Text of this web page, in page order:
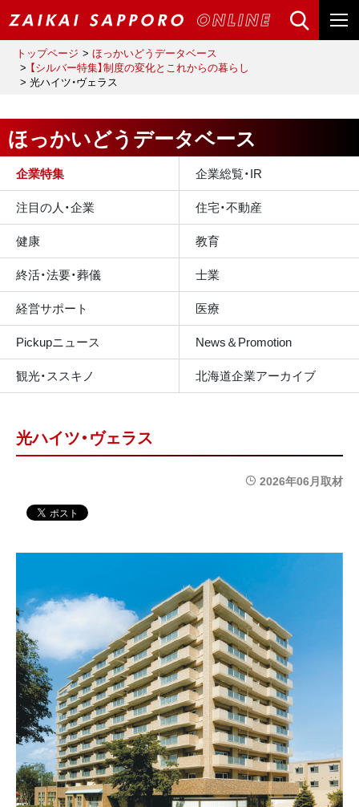
トップページ
ほっかいどうデータベース
【シルバー特集】制度の変化とこれからの暮らし
光ハイツ・ヴェラス
ほっかいどうデータベース
企業特集
企業総覧・IR
注目の人・企業
住宅・不動産
健康
教育
終活・法要・葬儀
士業
経営サポート
医療
Pickupニュース
News＆Promotion
観光・ススキノ
北海道企業アーカイブ
光ハイツ・ヴェラス
2026年06月取材